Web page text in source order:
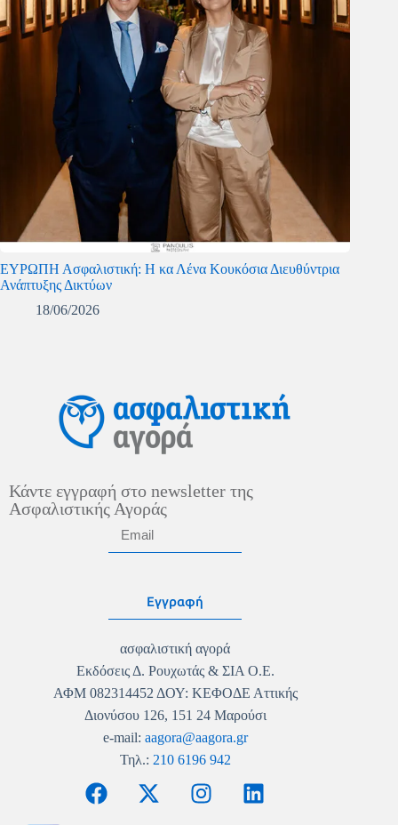
ΕΥΡΩΠΗ Ασφαλιστική: Η κα Λένα Κουκόσια Διευθύντρια
Ανάπτυξης Δικτύων
18/06/2026
Κάντε εγγραφή στο newsletter της
Ασφαλιστικής Αγοράς
Εγγραφή
ασφαλιστική αγορά
Εκδόσεις Δ. Ρουχωτάς & ΣΙΑ Ο.Ε.
ΑΦΜ 082314452 ΔΟΥ: ΚΕΦΟΔΕ Αττικής
Διονύσου 126, 151 24 Μαρούσι
e-mail: aagora@aagora.gr
Τηλ.: 210 6196 942